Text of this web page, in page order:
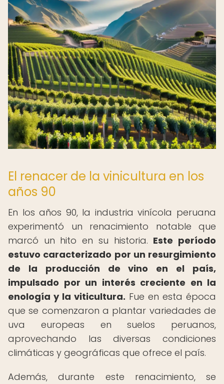
El renacer de la vinicultura en los
años 90
En los años 90, la industria vinícola peruana
experimentó un renacimiento notable que
marcó un hito en su historia. Este período
estuvo caracterizado por un resurgimiento
de la producción de vino en el país,
impulsado por un interés creciente en la
enología y la viticultura. Fue en esta época
que se comenzaron a plantar variedades de
uva europeas en suelos peruanos,
aprovechando las diversas condiciones
climáticas y geográficas que ofrece el país.
Además, durante este renacimiento, se